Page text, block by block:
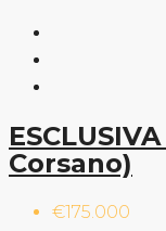
Corsano)
€175.000